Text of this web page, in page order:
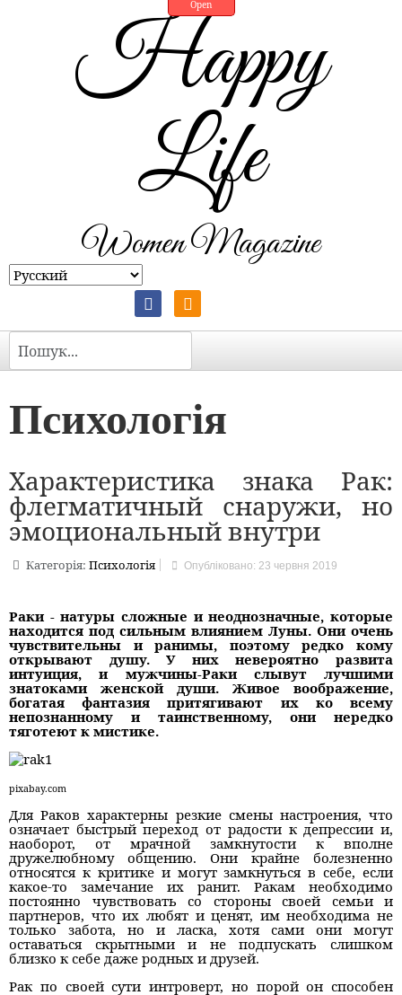
Open
Happy
Life
Women Magazine
Пошук
Психологія
Характеристика знака Рак:
флегматичный снаружи, но
эмоциональный внутри
Категорія:Психологія Опубліковано: 23 червня 2019
Раки - натуры сложные и неоднозначные, которые
находится под сильным влиянием Луны. Они очень
чувствительны и ранимы, поэтому редко кому
открывают душу. У них невероятно развита
интуиция, и мужчины-Раки слывут лучшими
знатоками женской души. Живое воображение,
богатая фантазия притягивают их ко всему
непознанному и таинственному, они нередко
тяготеют к мистике.
pixabay.com
Для Раков характерны резкие смены настроения, что
означает быстрый переход от радости к депрессии и,
наоборот, от мрачной замкнутости к вполне
дружелюбному общению. Они крайне болезненно
относятся к критике и могут замкнуться в себе, если
какое-то замечание их ранит. Ракам необходимо
постоянно чувствовать со стороны своей семьи и
партнеров, что их любят и ценят, им необходима не
только забота, но и ласка, хотя сами они могут
оставаться скрытными и не подпускать слишком
близко к себе даже родных и друзей.
Рак по своей сути интроверт, но порой он способен